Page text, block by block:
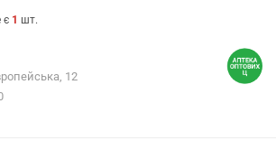
є 1 шт.
12